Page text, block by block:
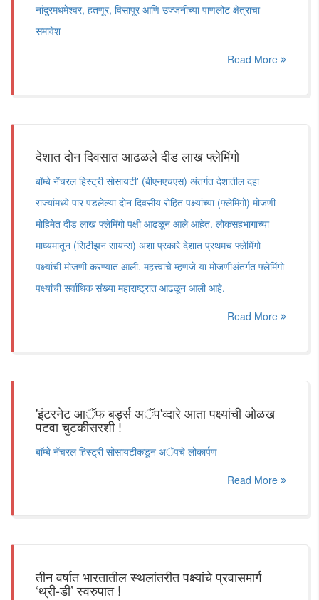
नांदुरमधमेश्वर, हतणूर, विसापूर आणि उज्जनीच्या पाणलोट क्षेत्राचा
समावेश
Read More
देशात दोन दिवसात आढळले दीड लाख फ्लेमिंगो
बॉम्बे नॅचरल हिस्ट्री सोसायटी' (बीएनएचएस) अंतर्गत देशातील दहा
राज्यांमध्ये पार पडलेल्या दोन दिवसीय रोहित पक्ष्यांच्या (फ्लेमिंगो) मोजणी
मोहिमेत दीड लाख फ्लेमिंगो पक्षी आढळून आले आहेत. लोकसहभागाच्या
माध्यमातून (सिटीझन सायन्स) अशा प्रकारे देशात प्रथमच फ्लेमिंगो
पक्ष्यांची मोजणी करण्यात आली. महत्त्वाचे म्हणजे या मोजणीअंतर्गत फ्लेमिंगो
पक्ष्यांची सर्वाधिक संख्या महाराष्ट्रात आढळून आली आहे.
Read More
'इंटरनेट आॅफ बर्ड्स अॅप'व्दारे आता पक्ष्यांची ओळख
पटवा चुटकीसरशी !
बाॅम्बे नॅचरल हिस्ट्री सोसायटीकडून अॅपचे लोकार्पण
Read More
तीन वर्षात भारतातील स्थलांतरीत पक्ष्यांचे प्रवासमार्ग
‘थ्री-डी’ स्वरुपात !